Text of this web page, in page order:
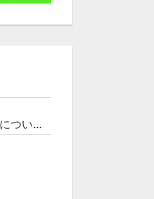
受験対策WEB講座 配信開始日について(予定)